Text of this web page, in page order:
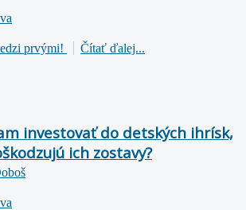
prvými! Čítať ďalej...
investovať do detských ihrísk,
ich zostavy?